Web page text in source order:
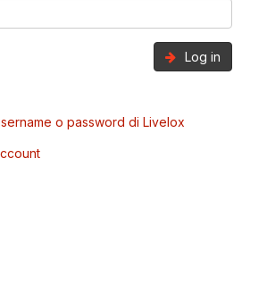
Log in
o password di Livelox